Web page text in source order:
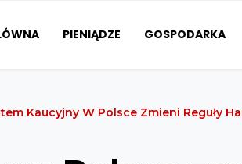
PIENIĄDZE GOSPODARKA
Kaucyjny W Polsce Zmieni Reguły